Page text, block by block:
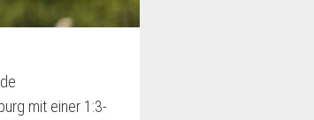
mit einer 1:3-